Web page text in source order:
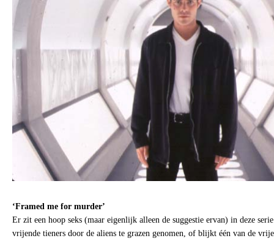
‘Framed me for murder’
Er zit een hoop seks (maar eigenlijk alleen de suggestie ervan) in deze
vrijende tieners door de aliens te grazen genomen, of blijkt één van de